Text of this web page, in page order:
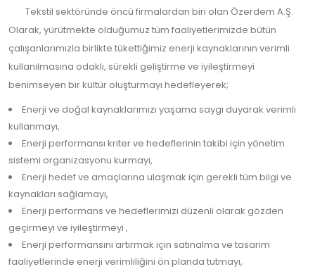
Tekstil sektöründe öncü firmalardan biri olan Özerdem A.Ş.
Olarak, yürütmekte olduğumuz tüm faaliyetlerimizde bütün
çalışanlarımızla birlikte tükettiğimiz enerji kaynaklarının verimli
kullanılmasına odaklı, sürekli geliştirme ve iyileştirmeyi
benimseyen bir kültür oluşturmayı hedefleyerek;
Enerji ve doğal kaynaklarımızı yaşama saygı duyarak verimli
kullanmayı,
Enerji performansı kriter ve hedeflerinin takibi için yönetim
sistemi organizasyonu kurmayı,
Enerji hedef ve amaçlarına ulaşmak için gerekli tüm bilgi ve
kaynakları sağlamayı,
Enerji performans ve hedeflerimizi düzenli olarak gözden
geçirmeyi ve iyileştirmeyi ,
Enerji performansını artırmak için satınalma ve tasarım
faaliyetlerinde enerji verimliliğini ön planda tutmayı,